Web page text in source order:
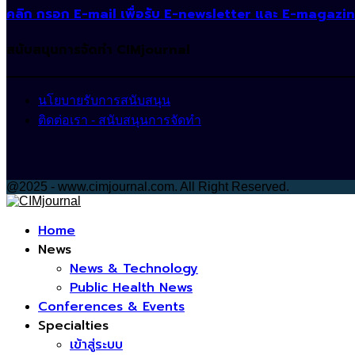
คลิก กรอก E-mail เพื่อรับ E-newsletter และ E-
สนับสนุนการจัดทำ CIMjournal
นโยบายรับการสนับสนุน
ติดต่อเรา - สนับสนุนการจัดทำ
@2025 - www.cimjournal.com. All Right Reserved.
Home
News
News & Technology
Public Health News
Conferences & Events
Specialties
เข้าสู่ระบบ